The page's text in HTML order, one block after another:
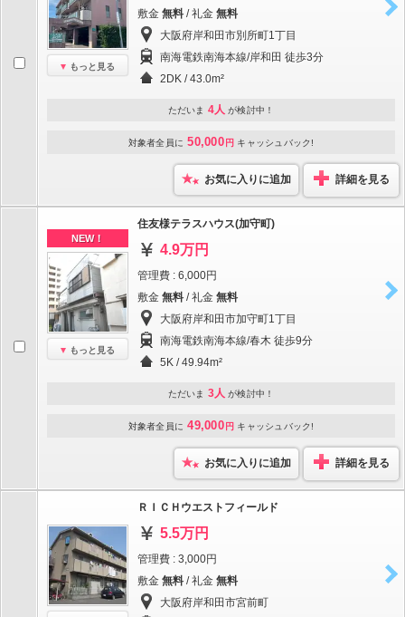
もっと見る
敷金 無料 / 礼金 無料
大阪府岸和田市別所町1丁目
南海電鉄南海本線/岸和田 徒歩3分
2DK / 43.0m²
ただいま 4人 が検討中！
対象者全員に 50,000 円 キャッシュバック!
お気に入りに追加 詳細を見る
NEW！
もっと見る
住友様テラスハウス(加守町)
4.9万円
管理費 : 6,000円
敷金 無料 / 礼金 無料
大阪府岸和田市加守町1丁目
南海電鉄南海本線/春木 徒歩9分
5K / 49.94m²
ただいま 3人 が検討中！
対象者全員に 49,000 円 キャッシュバック!
お気に入りに追加 詳細を見る
ＲＩＣＨウエストフィールド
5.5万円
管理費 : 3,000円
敷金 無料 / 礼金 無料
大阪府岸和田市宮前町